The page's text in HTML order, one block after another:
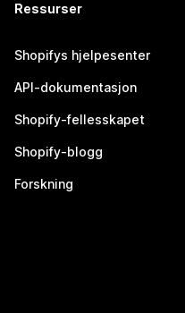
Ressurser
Shopifys hjelpesenter
API-dokumentasjon
Shopify-fellesskapet
Shopify-blogg
Forskning